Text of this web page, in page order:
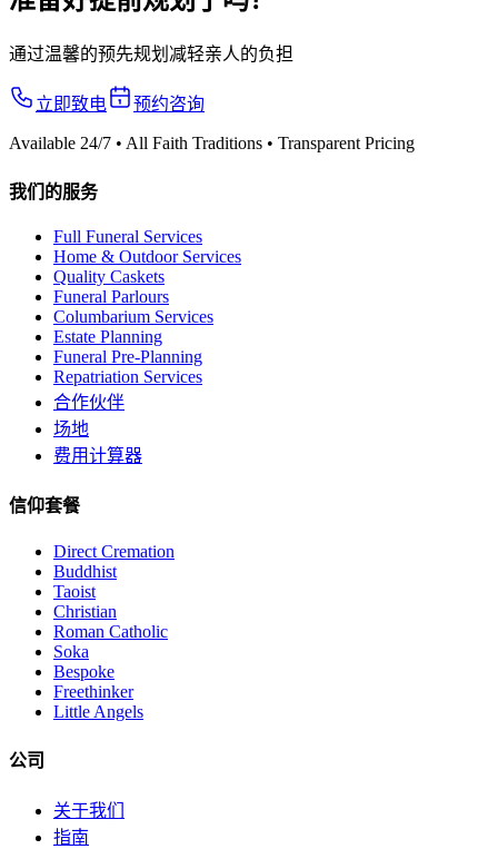
通过温馨的预先规划减轻亲人的负担
立即致电 预约咨询
Available 24/7 • All Faith Traditions • Transparent Pricing
我们的服务
Full Funeral Services
Home & Outdoor Services
Quality Caskets
Funeral Parlours
Columbarium Services
Estate Planning
Funeral Pre-Planning
Repatriation Services
合作伙伴
场地
费用计算器
信仰套餐
Direct Cremation
Buddhist
Taoist
Christian
Roman Catholic
Soka
Bespoke
Freethinker
Little Angels
公司
关于我们
指南